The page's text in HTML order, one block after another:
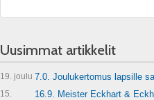
Uusimmat artikkelit
19. joulu 7.0. Joulukertomus lapsille
15.
16.9. Meister Eckhart &